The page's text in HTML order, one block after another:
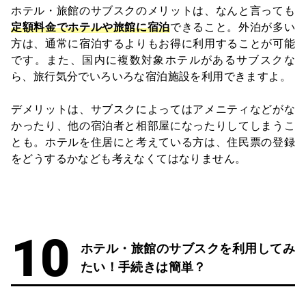
ホテル・旅館のサブスクのメリットは、なんと言っても
定額料金でホテルや旅館に宿泊できること。外泊が多い
方は、通常に宿泊するよりもお得に利用することが可能
です。また、国内に複数対象ホテルがあるサブスクな
ら、旅行気分でいろいろな宿泊施設を利用できますよ。
デメリットは、サブスクによってはアメニティなどがな
かったり、他の宿泊者と相部屋になったりしてしまうこ
とも。ホテルを住居にと考えている方は、住民票の登録
をどうするかなども考えなくてはなりません。
ホテル・旅館のサブスクを利用してみ
たい！手続きは簡単？